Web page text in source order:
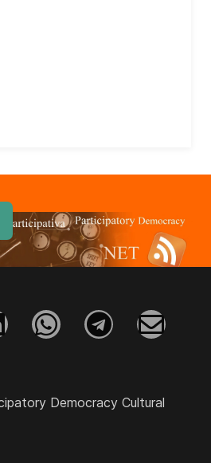
Democracy Cultural